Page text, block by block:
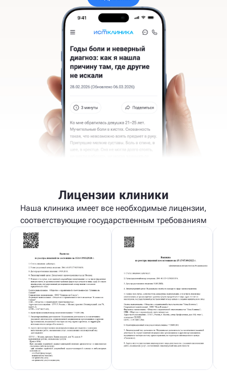
Лицензии клиники
Наша клиника имеет все необходимые лицензии,
соответствующие государственным требованиям